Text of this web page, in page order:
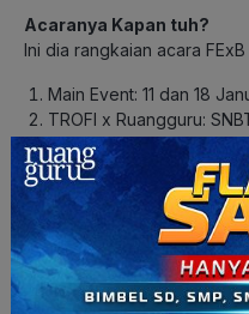
Acaranya Kapan tuh?
Ini dia rangkaian acara
Main Event: 11 dan 18
TROFI x Ruangguru:
08.00-15.00 WIB
TROFI x Ruangguru:
08.00-15.00 WIB
Kenapa Harus
Ruangguru sebagai